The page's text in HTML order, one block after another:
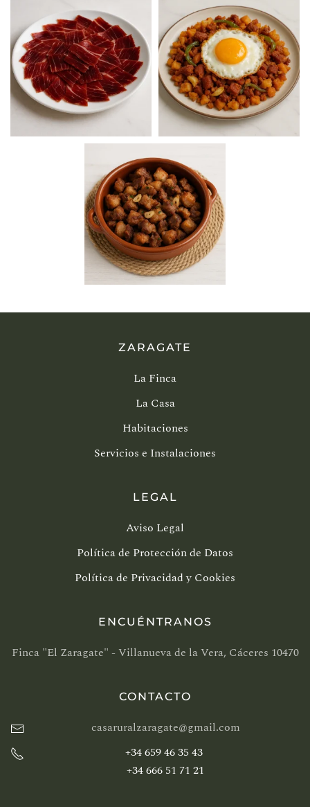
ZARAGATE
La Finca
La Casa
Habitaciones
Servicios e Instalaciones
LEGAL
Aviso Legal
Política de Protección de Datos
Política de Privacidad y Cookies
ENCUÉNTRANOS
Finca "El Zaragate" - Villanueva de la Vera, Cáceres 10470
CONTACTO
casaruralzaragate@gmail.com
+34 659 46 35 43
+34 666 51 71 21